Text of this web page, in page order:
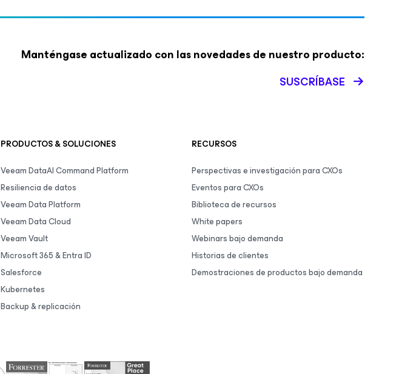
Manténgase actualizado con las novedades de nuestro producto:
SUSCRÍBASE
PRODUCTOS & SOLUCIONES
Veeam DataAI Command Platform
Resiliencia de datos
Veeam Data Platform
Veeam Data Cloud
Veeam Vault
Microsoft 365 & Entra ID
Salesforce
Kubernetes
Backup & replicación
RECURSOS
Perspectivas e investigación para CXOs
Eventos para CXOs
Biblioteca de recursos
White papers
Webinars bajo demanda
Historias de clientes
Demostraciones de productos bajo demanda